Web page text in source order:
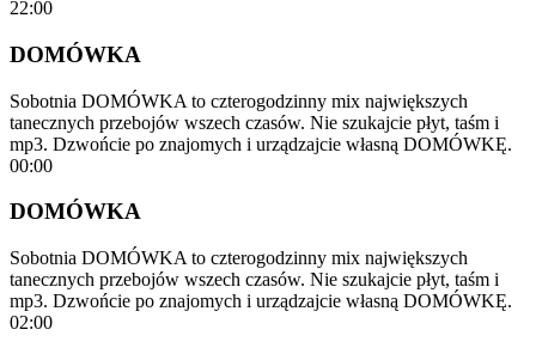
22:00
DOMÓWKA
Sobotnia DOMÓWKA to czterogodzinny mix największych
tanecznych przebojów wszech czasów. Nie szukajcie płyt, taśm i
mp3. Dzwońcie po znajomych i urządzajcie własną DOMÓWKĘ.
00:00
DOMÓWKA
Sobotnia DOMÓWKA to czterogodzinny mix największych
tanecznych przebojów wszech czasów. Nie szukajcie płyt, taśm i
mp3. Dzwońcie po znajomych i urządzajcie własną DOMÓWKĘ.
02:00